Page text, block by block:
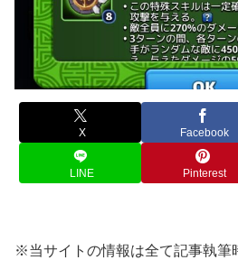
X Facebook
LINE Pinterest
※当サイトの情報は全て記事執筆